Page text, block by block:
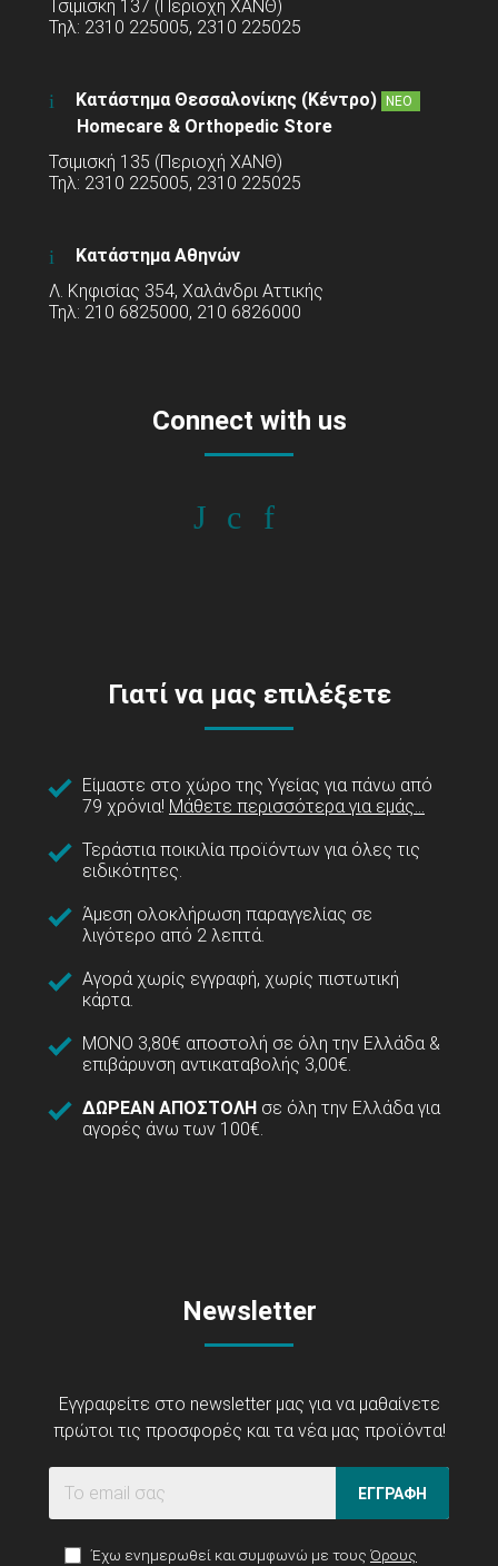
Τσιμισκή 137 (Περιοχή ΧΑΝΘ)
Τηλ: 2310 225005, 2310 225025
Κατάστημα Θεσσαλονίκης (Κέντρο) ΝΕΟ
Homecare & Orthopedic Store
Τσιμισκή 135 (Περιοχή ΧΑΝΘ)
Τηλ: 2310 225005, 2310 225025
Κατάστημα Αθηνών
Λ. Κηφισίας 354, Χαλάνδρι Αττικής
Τηλ: 210 6825000, 210 6826000
Connect with us
Γιατί να μας επιλέξετε
Είμαστε στο χώρο της Υγείας για πάνω από
79 χρόνια! Μάθετε περισσότερα για εμάς...
Τεράστια ποικιλία προϊόντων για όλες τις
ειδικότητες.
Άμεση ολοκλήρωση παραγγελίας σε
λιγότερο από 2 λεπτά.
Αγορά χωρίς εγγραφή, χωρίς πιστωτική
κάρτα.
ΜΟΝΟ 3,80€ αποστολή σε όλη την Ελλάδα &
επιβάρυνση αντικαταβολής 3,00€.
ΔΩΡΕΑΝ ΑΠΟΣΤΟΛΗ σε όλη την Ελλάδα για
αγορές άνω των 100€.
Newsletter
Εγγραφείτε στο newsletter μας για να μαθαίνετε
πρώτοι τις προσφορές και τα νέα μας προϊόντα!
ΕΓΓΡΑΦΗ
Έχω ενημερωθεί και συμφωνώ με τους Όρους